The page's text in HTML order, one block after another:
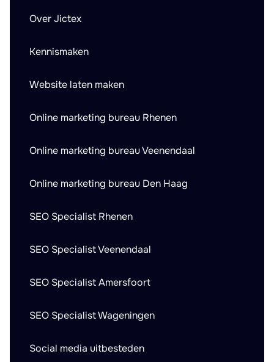
Over Jictex
Kennismaken
Website laten maken
Online marketing bureau Rhenen
Online marketing bureau Veenendaal
Online marketing bureau Den Haag
SEO Specialist Rhenen
SEO Specialist Veenendaal
SEO Specialist Amersfoort
SEO Specialist Wageningen
Social media uitbesteden